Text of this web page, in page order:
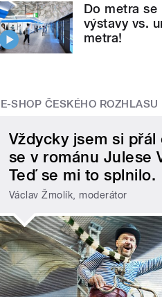
Do metra se
výstavy vs.
metra!
E-SHOP ČESKÉHO ROZHLASU
Vždycky jsem si
se v románu Julese
Teď se mi to splnilo.
Václav Žmolík, moderátor